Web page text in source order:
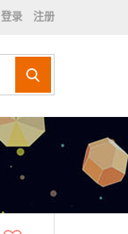
登录 注册